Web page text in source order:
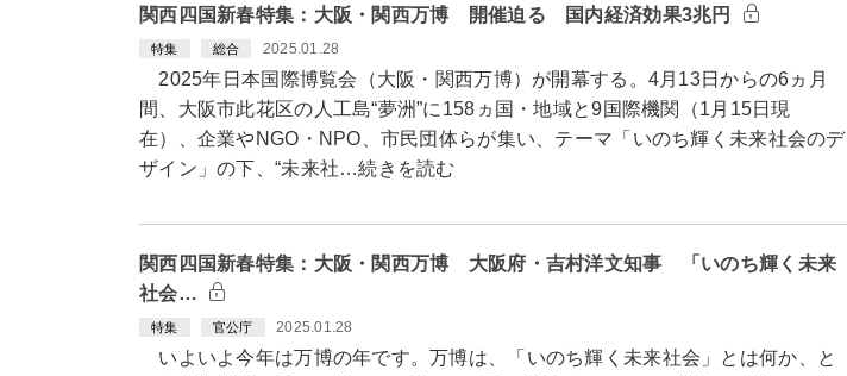
関西四国新春特集：大阪・関西万博 開催迫る 国内経済効果3兆円
特集 総合 2025.01.28
2025年日本国際博覧会（大阪・関西万博）が開幕する。4月13日からの6ヵ月
間、大阪市此花区の人工島“夢洲”に158ヵ国・地域と9国際機関（1月15日現
在）、企業やNGO・NPO、市民団体らが集い、テーマ「いのち輝く未来社会のデ
ザイン」の下、“未来社…続きを読む
関西四国新春特集：大阪・関西万博 大阪府・吉村洋文知事 「いのち輝く未来
社会…
特集 官公庁 2025.01.28
いよいよ今年は万博の年です。万博は、「いのち輝く未来社会」とは何か、と